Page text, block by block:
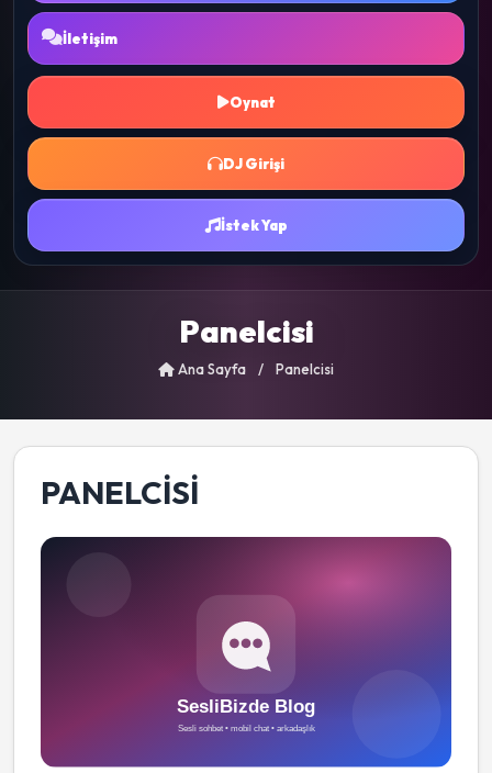
İletişim
Oynat
DJ Girişi
İstek Yap
Panelcisi
Ana Sayfa / Panelcisi
PANELCISI